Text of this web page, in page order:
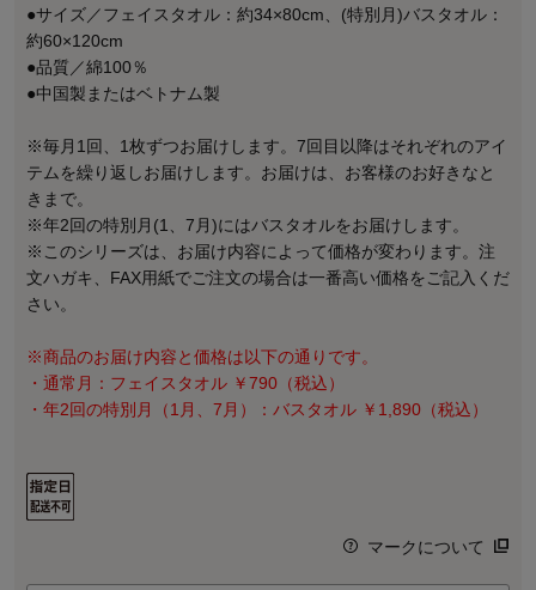
●サイズ／フェイスタオル：約34×80cm、(特別月)バスタオル：
約60×120cm
●品質／綿100％
●中国製またはベトナム製
※毎月1回、1枚ずつお届けします。7回目以降はそれぞれのアイ
テムを繰り返しお届けします。お届けは、お客様のお好きなと
きまで。
※年2回の特別月(1、7月)にはバスタオルをお届けします。
※このシリーズは、お届け内容によって価格が変わります。注
文ハガキ、FAX用紙でご注文の場合は一番高い価格をご記入くだ
さい。
※商品のお届け内容と価格は以下の通りです。
・通常月：フェイスタオル ￥790（税込）
・年2回の特別月（1月、7月）：バスタオル ￥1,890（税込）
マークについて